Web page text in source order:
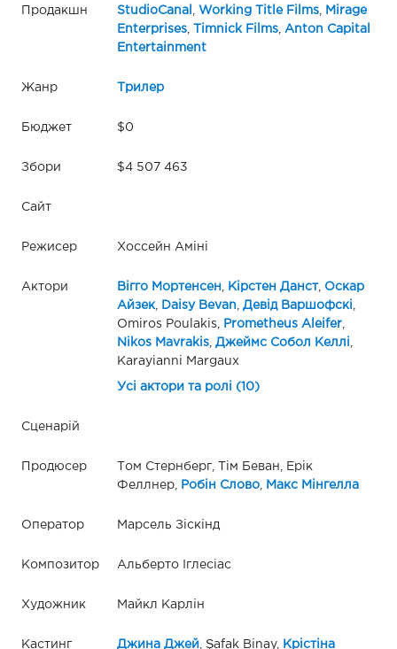
Продакшн StudioCanal Working Title Films,
Mirage
Enterprises, Timnick Films,
Anton Capital
Entertainment
Жанр Трилер
Бюджет $0
Збори $4 507 463
Сайт
Режисер Хоссейн Аміні
Актори Вігго Мортенсен Кірстен Данст, Оскар
Айзек, Daisy Bevan Девід Варшофскі
Omiros Poulakis,
Prometheus Aleifer,
Nikos Mavrakis, Джеймс Собол Келлі
Karayianni Margaux
Усі актори та ролі (10)
Сценарій
Продюсер
Том Стернберг, Тім Беван, Ерік
Феллнер,
Робін Слово, Макс Мінгелла
Оператор Марсель Зіскінд
Композитор Альберто Іглесіас
Художник Майкл Карлін
Кастинг Джина Джей , Şafak Binay, Крістіна